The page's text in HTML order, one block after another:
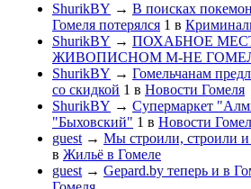
ShurikBY → В поисках
Гомеля потерялся 1 в
ShurikBY → ПОХАБНОЕ
ЖИВОПИСНОМ М-НЕ
ShurikBY → Гомельчанам
со скидкой 1 в Новости Гомеля
ShurikBY → Супермаркет
"Быховский" 1 в Новости
guest → Мы строили, строили и
в Жильё в Гомеле
guest → Gepard.by теперь и в